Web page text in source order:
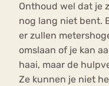
Onthoud wel dat je
nog lang niet bent.
er zullen
omslaan of je kan
haai, maar de
Ze kunnen je niet